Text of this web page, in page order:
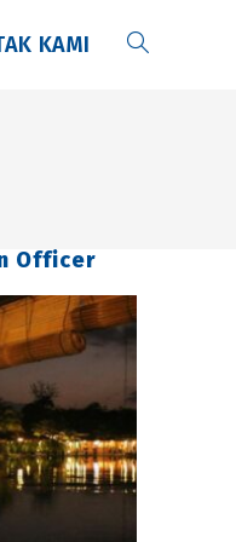
KAMI Toggle
Officer